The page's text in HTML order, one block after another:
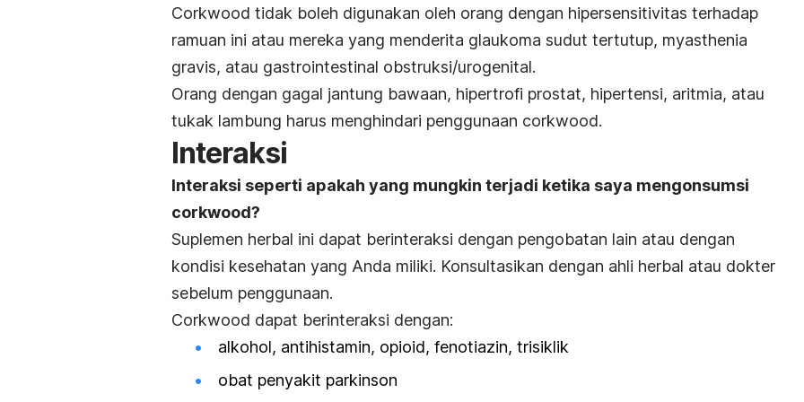
Corkwood tidak boleh digunakan oleh orang dengan hipersensitivitas terhadap
ramuan ini atau mereka yang menderita glaukoma sudut tertutup, myasthenia
gravis, atau gastrointestinal obstruksi/urogenital.
Orang dengan gagal jantung bawaan, hipertrofi prostat, hipertensi, aritmia, atau
tukak lambung harus menghindari penggunaan corkwood.
Interaksi
Interaksi seperti apakah yang mungkin terjadi ketika saya mengonsumsi
corkwood?
Suplemen herbal ini dapat berinteraksi dengan pengobatan lain atau dengan
kondisi kesehatan yang Anda miliki. Konsultasikan dengan ahli herbal atau dokter
sebelum penggunaan.
Corkwood dapat berinteraksi dengan:
alkohol, antihistamin, opioid, fenotiazin, trisiklik
obat penyakit parkinson